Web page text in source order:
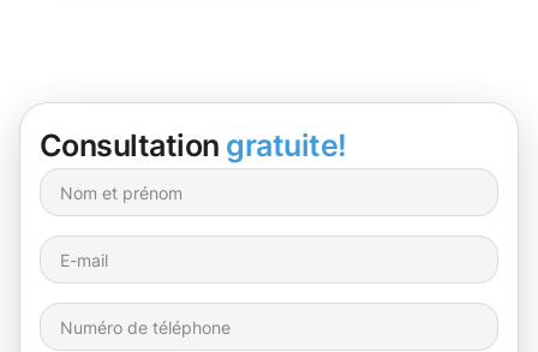
Consultation gratuite!